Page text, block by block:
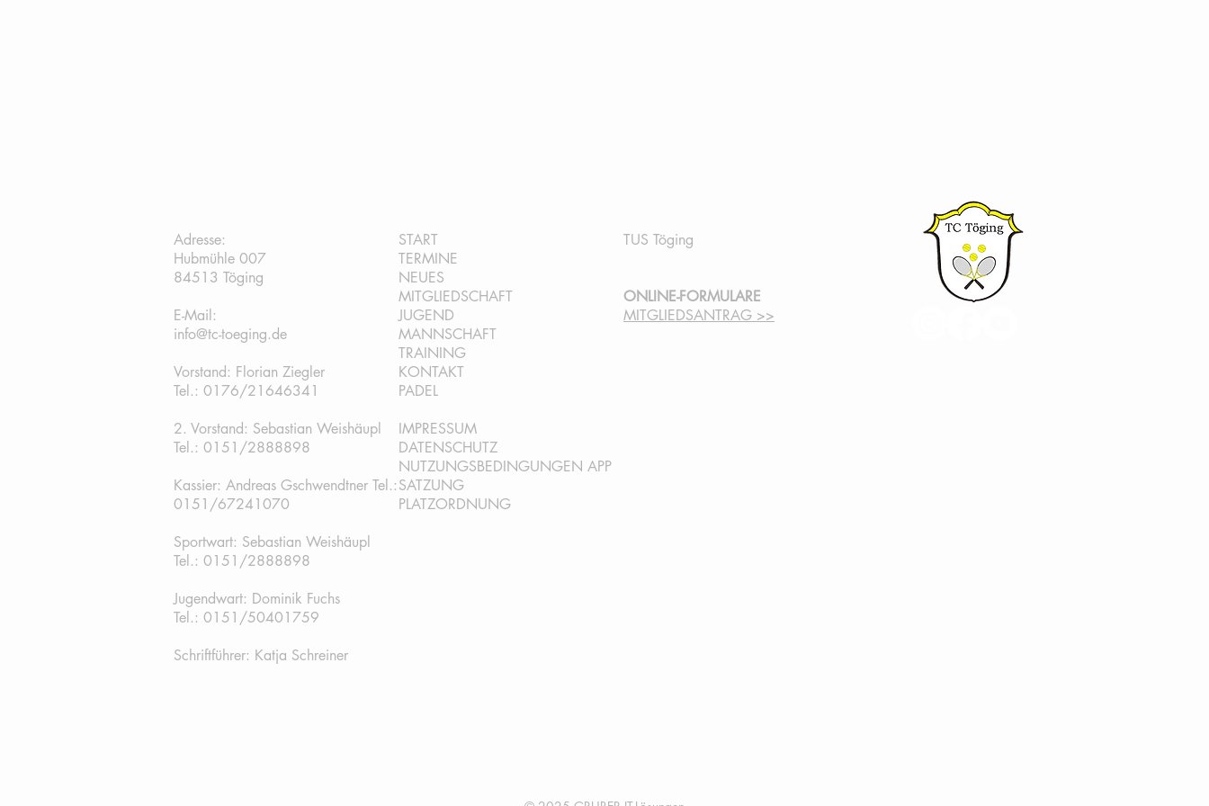
Adresse:
Hubmühle 007
84513 Töging
E-Mail:
info@tc-toeging.de
Vorstand: Florian Ziegler
Tel.: 0176/21646341
2. Vorstand: Sebastian Weishäupl
Tel.: 0151/2888898
Kassier: Andreas Gschwendtner Tel.:
0151/67241070
Sportwart: Sebastian Weishäupl
Tel.: 0151/2888898
Jugendwart: Dominik Fuchs
Tel.: 0151/50401759
Schriftführer: Katja Schreiner
START
TERMINE
NEUES
MITGLIEDSCHAFT
JUGEND
MANNSCHAFT
TRAINING
KONTAKT
PADEL
IMPRESSUM
DATENSCHUTZ
NUTZUNGSBEDINGUNGEN APP
SATZUNG
PLATZORDNUNG
TUS Töging
ONLINE-FORMULARE
MITGLIEDSANTRAG >>